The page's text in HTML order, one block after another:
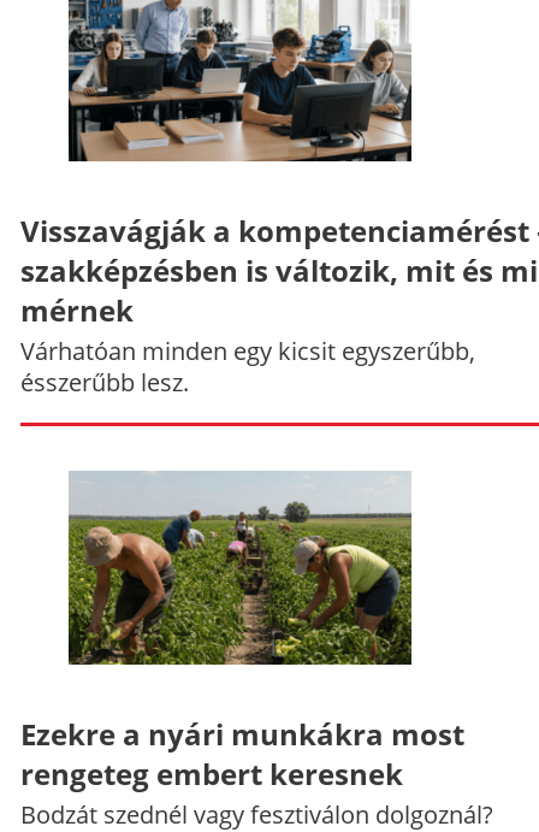
Visszavágják a kompetenciamérést
szakképzésben is változik, mit és
mérnek
Várhatóan minden egy kicsit egyszerűbb,
ésszerűbb lesz.
Ezekre a nyári munkákra most
rengeteg embert keresnek
Bodzát szednél vagy fesztiválon dolgoznál?